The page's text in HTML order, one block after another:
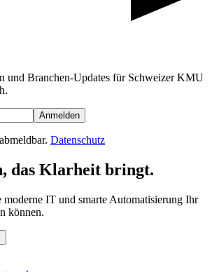
und Branchen-Updates für Schweizer KMU
Anmelden
Datenschutz
das Klarheit bringt.
IT und smarte Automatisierung Ihr
können.